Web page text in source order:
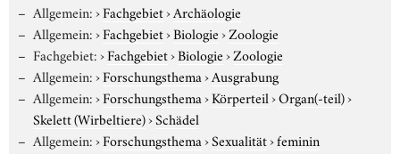
Allgemein:›Fachgebiet›Archäologie
Allgemein:›Fachgebiet›Biologie›Zoologie
Fachgebiet:›Fachgebiet›Biologie›Zoologie
Allgemein:›Forschungsthema›Ausgrabung
Allgemein:›Forschungsthema›Körperteil›Organ(-teil)›
Skelett (Wirbeltiere)›Schädel
Allgemein:›Forschungsthema›Sexualität›feminin